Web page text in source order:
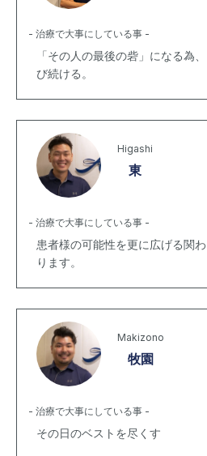
- 治療で大事にしている事 -
「その人の最後の砦」になる為
び続ける。
Higashi
東
- 治療で大事にしている事 -
患者様の可能性を更に広げる関
ります。
Makizono
牧園
- 治療で大事にしている事 -
その日のベストを尽くす